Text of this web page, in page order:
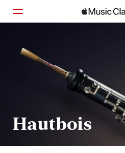
Accueil
Parcourir
Rechercher
Hautbois